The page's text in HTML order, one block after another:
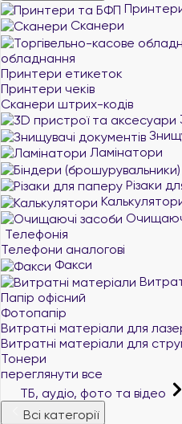
Сканери
обладнання
Принтери етикеток
Принтери чеків
Сканери штрих-кодів
Ламінатори
Різаки
Телефонія
Телефони аналогові
Факси
Папір офісний
Фотопапір
Витратні матеріали для
Витратні матеріали для
Тонери
переглянути все
ТБ, аудіо, фото та відео
Всі категорії